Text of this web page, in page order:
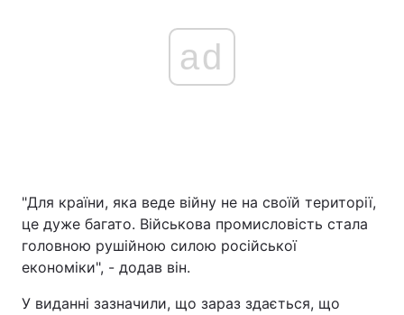
ad
"Для країни, яка веде війну не на своїй території,
це дуже багато. Військова промисловість стала
головною рушійною силою російської
економіки", - додав він.
У виданні зазначили, що зараз здається, що